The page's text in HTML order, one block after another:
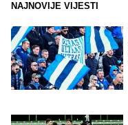
NAJNOVIJE VIJESTI